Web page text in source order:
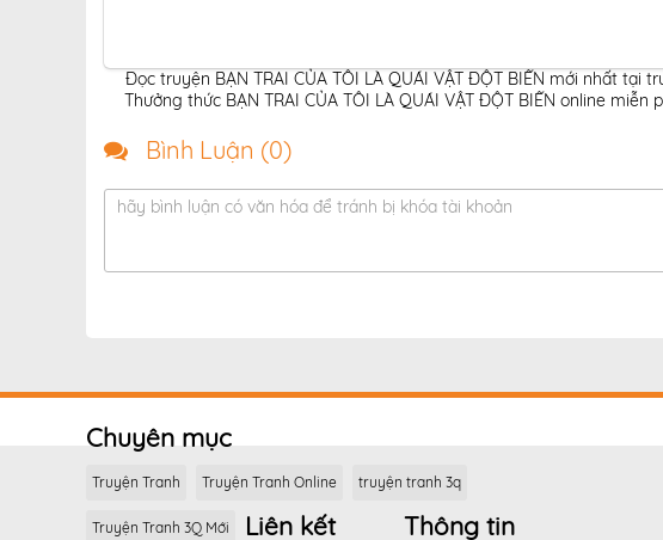
Đọc truyện BẠN TRAI CỦA TÔI LÀ QUÁI VẬT ĐỘT BIẾN mới nhất tại
Thưởng thức BẠN TRAI CỦA TÔI LÀ QUÁI VẬT ĐỘT BIẾN online miễn
Bình Luận (0)
hãy bình luận có văn hóa để tránh bị khóa tài khoản
Chuyên mục
Truyện Tranh Truyện Tranh Online truyện tranh 3q
Truyện Tranh 3Q Mới Liên kết Thông tin